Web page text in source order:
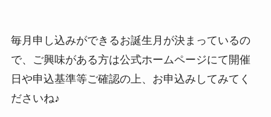
毎月申し込みができるお誕生月が決まっているの
で、ご興味がある方は公式ホームページにて開催
日や申込基準等ご確認の上、お申込みしてみてく
ださいね♪